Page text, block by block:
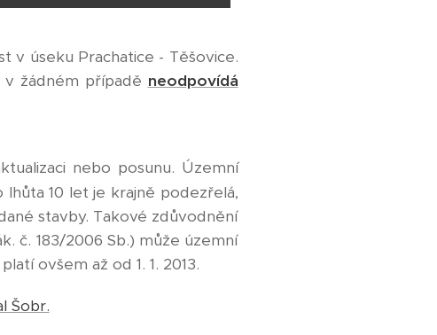
v úseku Prachatice - Těšovice.
žádném případě neodpovídá
nebo posunu. Územní
lhůta 10 let je krajně podezřelá,
stavby. Takové zdůvodnění
č. 183/2006 Sb.) může územní
ovšem až od 1. 1. 2013.
Šobr.